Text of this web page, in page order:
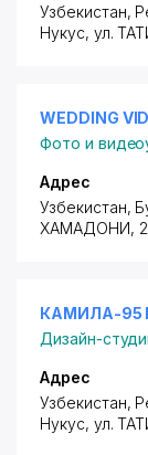
Узбекистан,
Нукус, ул.
WEDDING
Фото и
Адрес
Узбекистан,
ХАМАДОНИ, 2
КАМИЛА-95
Дизайн-
Адрес
Узбекистан,
Нукус, ул.